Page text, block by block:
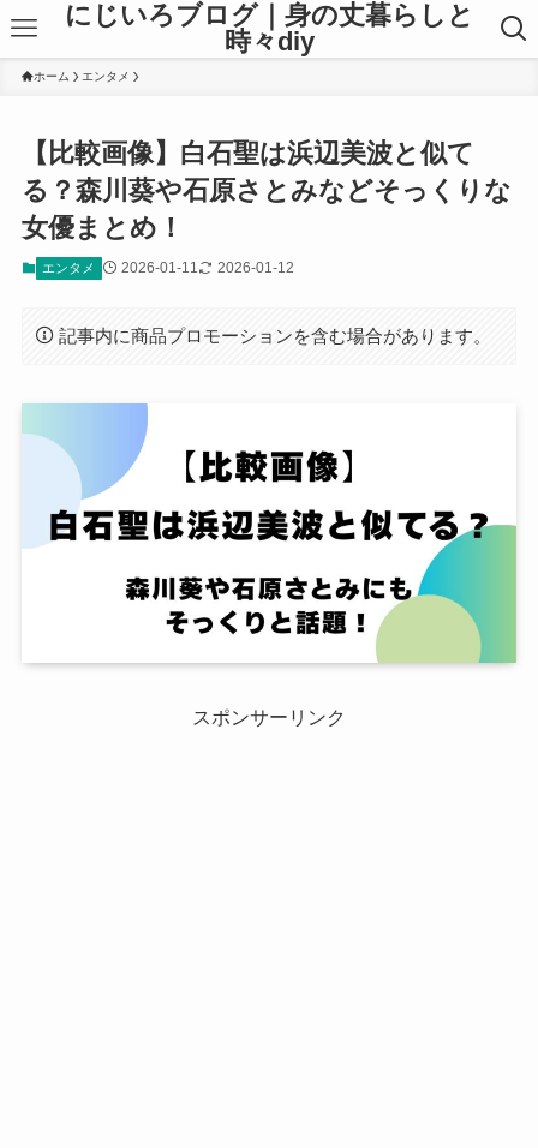
にじいろブログ｜身の丈暮らしと
時々diy
ホーム エンタメ
【比較画像】白石聖は浜辺美波と似て
る？森川葵や石原さとみなどそっくりな
女優まとめ！
エンタメ 2026-01-11 2026-01-12
記事内に商品プロモーションを含む場合があります。
スポンサーリンク